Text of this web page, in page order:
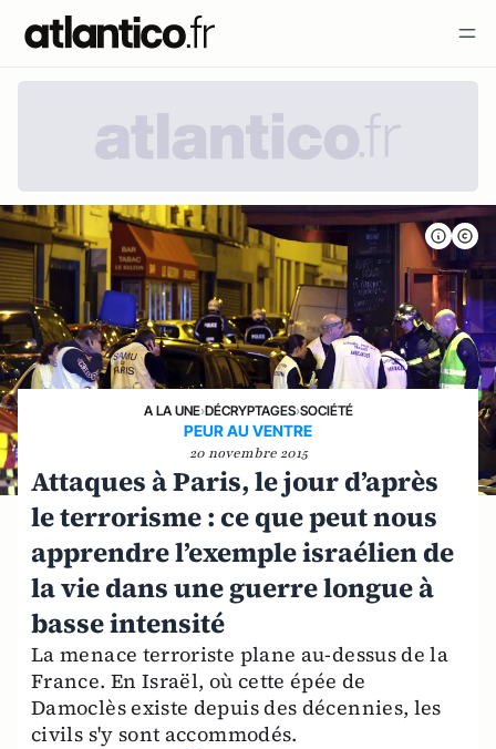
A LA UNE›DÉCRYPTAGES›SOCIÉTÉ
PEUR AU VENTRE
20 novembre 2015
Attaques à Paris, le jour d’après
le terrorisme : ce que peut nous
apprendre l’exemple israélien de
la vie dans une guerre longue à
basse intensité
La menace terroriste plane au-dessus de la
France. En Israël, où cette épée de
Damoclès existe depuis des décennies, les
civils s'y sont accommodés.